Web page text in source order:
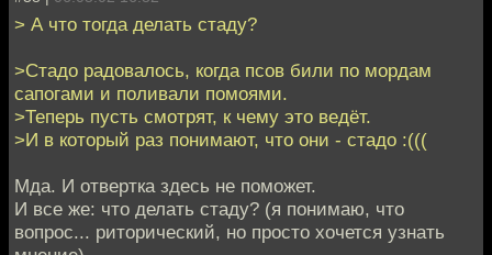
> А что тогда делать стаду?
>Стадо радовалось, когда псов били по мордам
сапогами и поливали помоями.
>Теперь пусть смотрят, к чему это ведёт.
>И в который раз понимают, что они - стадо :(((
Мда. И отвертка здесь не поможет.
И все же: что делать стаду? (я понимаю, что
вопрос... риторический, но просто хочется узнать